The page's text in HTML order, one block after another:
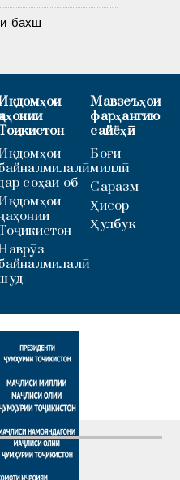
бахш
соҳаи об
Мавзеъҳои
фарҳангию
сайёҳӣ
Боғи
миллӣ
Саразм
Ҳисор
Ҳулбук